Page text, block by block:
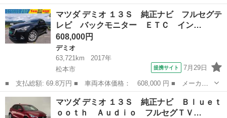
名： マツダ ■ 車種名： デミオ ■ グレード名： １３Ｃ ワン
オーナー 社外ＵＳＢ対応ＣＤデッキ パワーウィンドウ 走行５
６，８０２ｋｍ 車...
長野 上田市 デミオ
マツダ デミオ １３Ｓ 純正ナビ フルセグテ
レビ バックモニター ＥＴＣ イン…
608,000円
デミオ
63,721km
2017年
松本市
提携サイト 7月29日
■ 支払総額: 69.8万円 ■ 車両本体価格： 608,000 円 ■ メーカー
名： マツダ ■ 車種名： デミオ ■ グレード名： １３Ｓ 純正
ナビ フルセグテレビ バックモニター ＥＴＣ インテリキー 衝
突軽減ブレー...
長野 松本市 デミオ
マツダ デミオ １３Ｓ 純正ナビ Ｂｌｕｅｔ
ｏｏｔｈ Ａｕｄｉｏ フルセグＴＶ…